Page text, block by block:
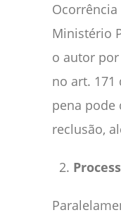
Ministério
o autor por
no art. 171
pena pode
reclusão,